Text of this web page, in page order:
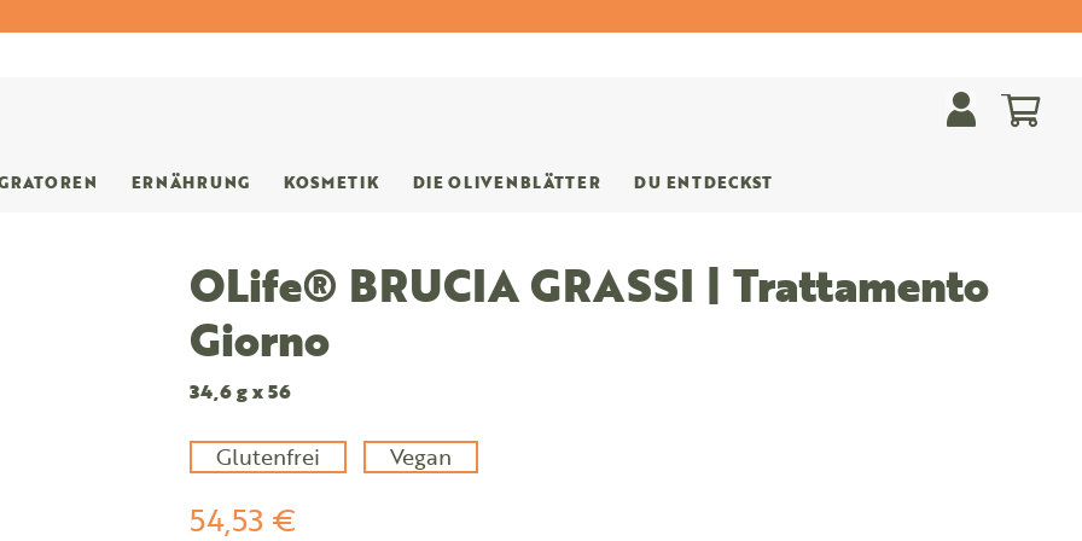
ERNÄHRUNG KOSMETIK DIE OLIVENBLÄTTER DU ENTDECKST
OLife® BRUCIA GRASSI | Trattamento
Giorno
34,6 g x 56
Glutenfrei Vegan
54,53 €